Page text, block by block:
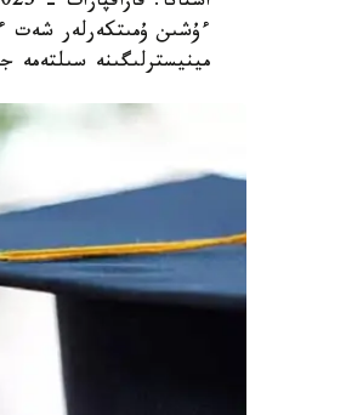
ءۇشىن ۇمىتكەرلەر شەت
مينيسترلىگىنە سىلتەمە